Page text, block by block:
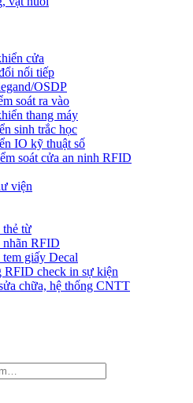
cửa
nối tiếp
OSDP
soát ra vào
thang máy
sinh trắc học
IO kỹ thuật số
soát cửa an ninh RFID
viện
thẻ từ
nhãn RFID
giấy Decal
RFID check in sự kiện
chữa, hệ thống CNTT